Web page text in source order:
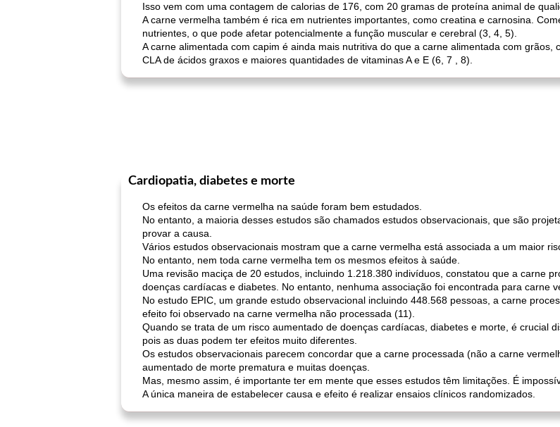
Isso vem com uma contagem de calorias de 176, com 20 gramas de proteína animal de
A carne vermelha também é rica em nutrientes importantes, como creatina e carnosina.
nutrientes, o que pode afetar potencialmente a função muscular e cerebral (3, 4, 5).
A carne alimentada com capim é ainda mais nutritiva do que a carne alimentada com
CLA de ácidos graxos e maiores quantidades de vitaminas A e E (6, 7 , 8).
Cardiopatia, diabetes e morte
Os efeitos da carne vermelha na saúde foram bem estudados.
No entanto, a maioria desses estudos são chamados estudos observacionais, que são
provar a causa.
Vários estudos observacionais mostram que a carne vermelha está associada a um maior
No entanto, nem toda carne vermelha tem os mesmos efeitos à saúde.
Uma revisão maciça de 20 estudos, incluindo 1.218.380 indivíduos, constatou que a carne
doenças cardíacas e diabetes. No entanto, nenhuma associação foi encontrada para carne
No estudo EPIC, um grande estudo observacional incluindo 448.568 pessoas, a carne
efeito foi observado na carne vermelha não processada (11).
Quando se trata de um risco aumentado de doenças cardíacas, diabetes e morte, é crucial
pois as duas podem ter efeitos muito diferentes.
Os estudos observacionais parecem concordar que a carne processada (não a carne
aumentado de morte prematura e muitas doenças.
Mas, mesmo assim, é importante ter em mente que esses estudos têm limitações. É
A única maneira de estabelecer causa e efeito é realizar ensaios clínicos randomizados.